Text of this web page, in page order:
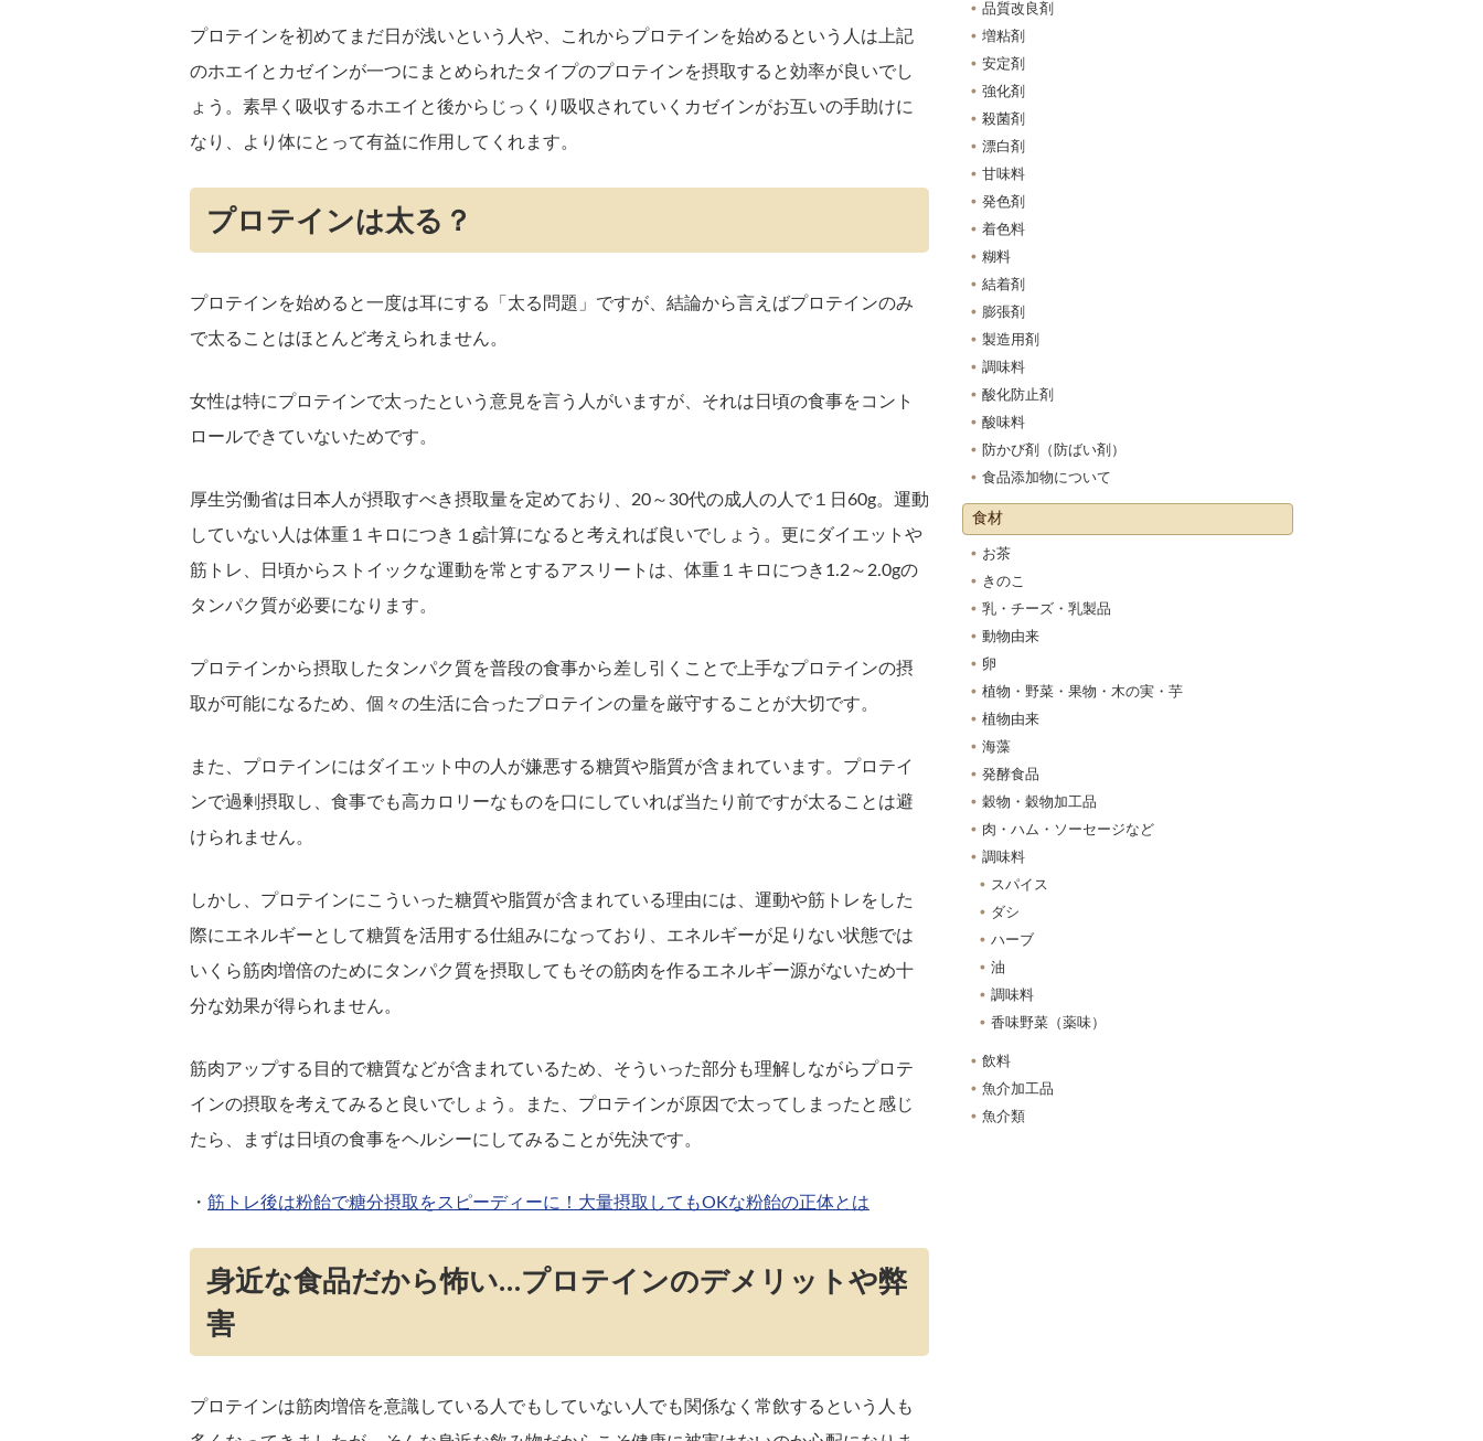
プロテインを初めてまだ日が浅いという人や、これからプロテインを始めるという人は上記
のホエイとカゼインが一つにまとめられたタイプのプロテインを摂取すると効率が良いでし
ょう。素早く吸収するホエイと後からじっくり吸収されていくカゼインがお互いの手助けに
なり、より体にとって有益に作用してくれます。
プロテインは太る？
プロテインを始めると一度は耳にする「太る問題」ですが、結論から言えばプロテインのみ
で太ることはほとんど考えられません。
女性は特にプロテインで太ったという意見を言う人がいますが、それは日頃の食事をコント
ロールできていないためです。
厚生労働省は日本人が摂取すべき摂取量を定めており、20～30代の成人の人で１日60g。運動
していない人は体重１キロにつき１g計算になると考えれば良いでしょう。更にダイエットや
筋トレ、日頃からストイックな運動を常とするアスリートは、体重１キロにつき1.2～2.0gの
タンパク質が必要になります。
プロテインから摂取したタンパク質を普段の食事から差し引くことで上手なプロテインの摂
取が可能になるため、個々の生活に合ったプロテインの量を厳守することが大切です。
また、プロテインにはダイエット中の人が嫌悪する糖質や脂質が含まれています。プロテイ
ンで過剰摂取し、食事でも高カロリーなものを口にしていれば当たり前ですが太ることは避
けられません。
しかし、プロテインにこういった糖質や脂質が含まれている理由には、運動や筋トレをした
際にエネルギーとして糖質を活用する仕組みになっており、エネルギーが足りない状態では
いくら筋肉増倍のためにタンパク質を摂取してもその筋肉を作るエネルギー源がないため十
分な効果が得られません。
筋肉アップする目的で糖質などが含まれているため、そういった部分も理解しながらプロテ
インの摂取を考えてみると良いでしょう。また、プロテインが原因で太ってしまったと感じ
たら、まずは日頃の食事をヘルシーにしてみることが先決です。
・ 筋トレ後は粉飴で糖分摂取をスピーディーに！大量摂取してもOKな粉飴の正体とは
身近な食品だから怖い…プロテインのデメリットや弊
害
プロテインは筋肉増倍を意識している人でもしていない人でも関係なく常飲するという人も
品質改良剤
増粘剤
安定剤
強化剤
殺菌剤
漂白剤
甘味料
発色剤
着色料
糊料
結着剤
膨張剤
製造用剤
調味料
酸化防止剤
酸味料
防かび剤（防ばい剤）
食品添加物について
食材
お茶
きのこ
乳・チーズ・乳製品
動物由来
卵
植物・野菜・果物・木の実・芋
植物由来
海藻
発酵食品
穀物・穀物加工品
肉・ハム・ソーセージなど
調味料
スパイス
ダシ
ハーブ
油
調味料
香味野菜（薬味）
飲料
魚介加工品
魚介類